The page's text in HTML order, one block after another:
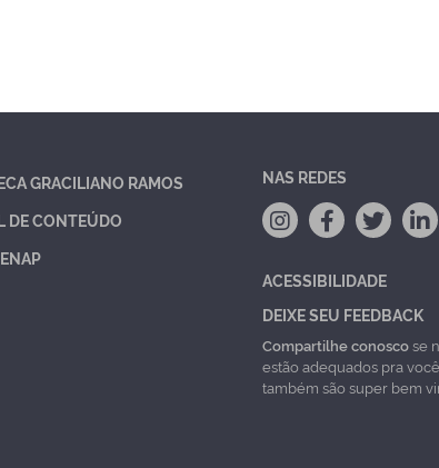
GRACILIANO RAMOS
DE CONTEÚDO
NAS REDES
ACESSIBILIDADE
DEIXE SEU FEEDBACK
Compartilhe conoscose
estão adequados pra
também são super bem